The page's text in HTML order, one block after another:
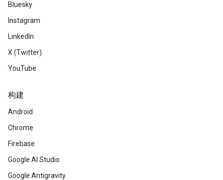
Bluesky
Instagram
LinkedIn
X (Twitter)
YouTube
构建
Android
Chrome
Firebase
Google AI Studio
Google Antigravity